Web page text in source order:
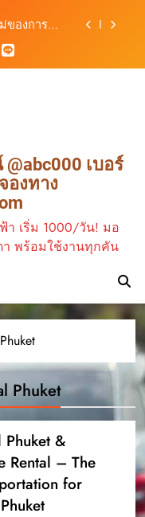
ของการ
ด ขี่ง่าย รับ
าท/วัน
ทุกประเภท
ของการ
ย
ด ขี่ง่าย รับ
เบอร์
องทาง
า เริ่ม 1000/วัน! มอ
า พร้อมใช้งานทุกคัน
Phuket
Phuket &
Rental – The
for